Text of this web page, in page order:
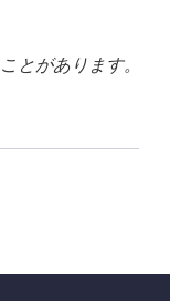
とがあります。